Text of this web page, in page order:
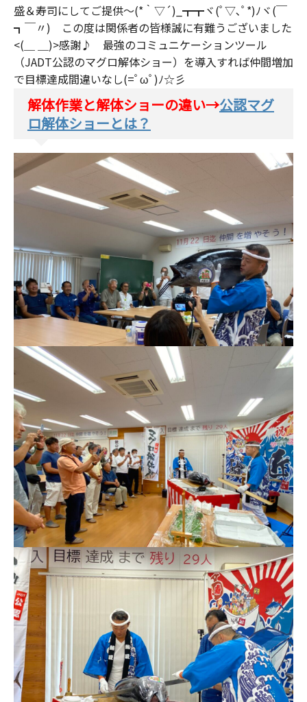
盛＆寿司にしてご提供～(*｀▽´)_┳┳ヾ(ﾟ▽､ﾟ*)ﾉヾ(￣
┓￣〃) この度は関係者の皆様誠に有難うございました
<(＿ ＿)>感謝♪ 最強のコミュニケーションツール
（JADT公認のマグロ解体ショー）を導入すれば仲間増加
で目標達成間違いなし(=ﾟωﾟ)ﾉ☆彡
解体作業と解体ショーの違い→公認マグ
ロ解体ショーとは？